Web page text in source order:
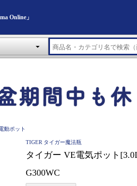
Online」
動ポット
TIGER タイガー魔法瓶
タイガー VE電気ポット
G300WC